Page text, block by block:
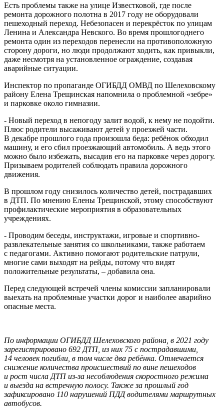
Есть проблемы также на улице Известковой, где после
ремонта дорожного полотна в 2017 году не оборудовали
пешеходный переход. Небезопасен и перекрёсток по улицам
Ленина и Александра Невского. Во время прошлогоднего
ремонта один из переходов перенесли на противоположную
сторону дороги, но люди продолжают ходить, как привыкли,
даже несмотря на установленное ограждение, создавая
аварийные ситуации.
Инспектор по пропаганде ОГИБДД ОМВД по Шелеховскому
району Елена Трещинская напомнила о проблемной «зебре»
и парковке около гимназии.
- Новый переход в непогоду залит водой, к нему не подойти.
Плюс родители высаживают детей у проезжей части.
В декабре прошлого года произошла беда: ребёнок обходил
машину, и его сбил проезжающий автомобиль. А ведь этого
можно было избежать, высадив его на парковке через дорогу.
Призываем родителей соблюдать правила дорожного
движения.
В прошлом году снизилось количество детей, пострадавших
в ДТП. По мнению Елены Трещинской, этому способствуют
профилактические мероприятия в образовательных
учреждениях.
- Проводим беседы, инструктажи, игровые и спортивно-
развлекательные занятия со школьниками, также работаем
с педагогами. Активно помогают родительские патрули,
многие сами выходят на рейды, потому что видят
положительные результаты, – добавила она.
Перед следующей встречей члены комиссии запланировали
выехать на проблемные участки дорог и наиболее аварийно
опасные места.
По информации ОГИБДД Шелеховского района, в 2021 году
зарегистрировано 692 ДТП, из них 75 с пострадавшими,
14 человек погибли, в том числе два ребёнка. Отмечается
снижение количества происшествий по вине пешеходов
и рост числа ДТП из-за несоблюдения скоростного режима
и выезда на встречную полосу. Также за прошлый год
зафиксировано 110 нарушений ПДД водителями маршрутных
автобусов.